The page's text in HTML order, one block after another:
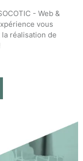
- Web &
vous
réalisation de